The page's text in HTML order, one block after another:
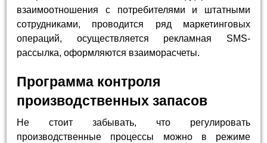
взаимоотношения с потребителями и штатными
сотрудниками, проводится ряд маркетинговых
операций, осуществляется рекламная SMS-
рассылка, оформляются взаиморасчеты.
Программа контроля
производственных запасов
Не стоит забывать, что регулировать
производственные процессы можно в режиме